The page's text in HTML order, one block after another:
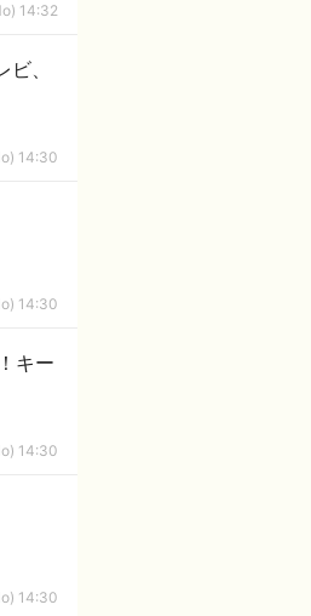
14:32
、
14:30
14:30
キー
14:30
14:30